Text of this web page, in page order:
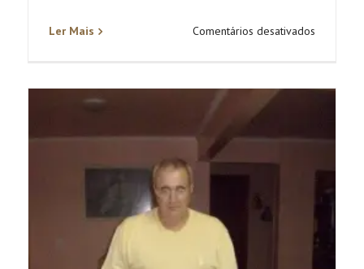
Ler Mais Comentários desativados